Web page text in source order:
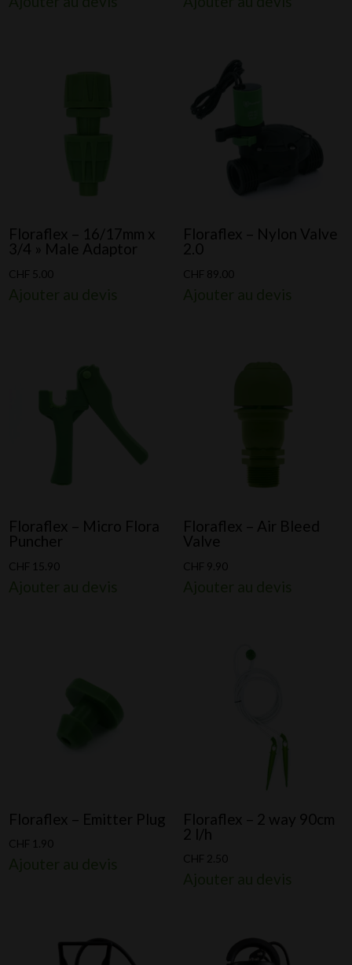
Floraflex – 16/17mm x
3/4 » Male Adaptor
CHF 5.00
Floraflex – Nylon Valve
2.0
CHF 89.00
Floraflex – Micro Flora
Puncher
CHF 15.90
Floraflex – Air Bleed
Valve
CHF 9.90
Floraflex – Emitter Plug
CHF 1.90
Floraflex – 2 way 90cm
2 l/h
CHF 2.50